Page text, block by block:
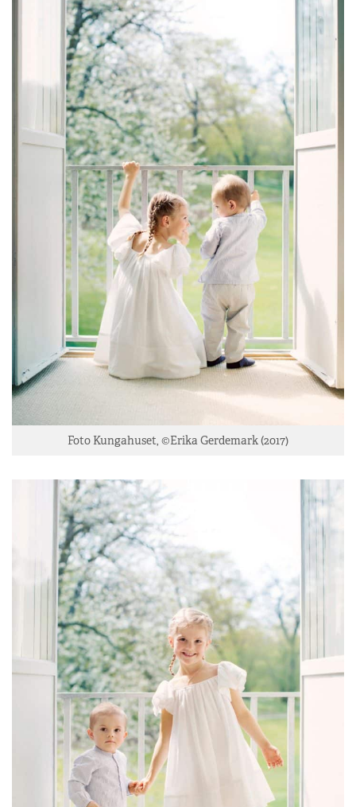
Foto Kungahuset, ©Erika Gerdemark (2017)